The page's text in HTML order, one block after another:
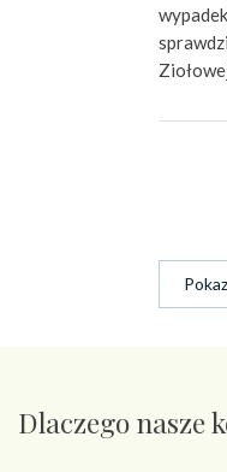
Dlaczego nasze